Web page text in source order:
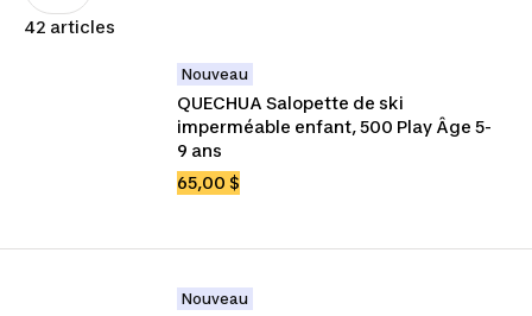
42 articles
Nouveau
QUECHUA Salopette de ski
imperméable enfant, 500 Play Âge 5-
9 ans
65,00 $
Nouveau